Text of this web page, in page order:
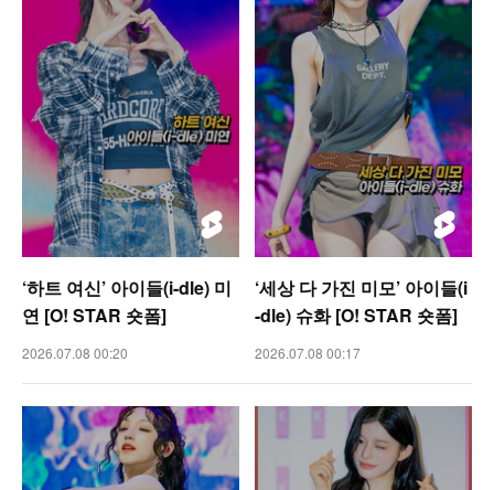
‘하트 여신’ 아이들(i-dle) 미
연 [O! STAR 숏폼]
2026.07.08 00:20
‘세상 다 가진 미모’ 아이들(i
-dle) 슈화 [O! STAR 숏폼]
2026.07.08 00:17